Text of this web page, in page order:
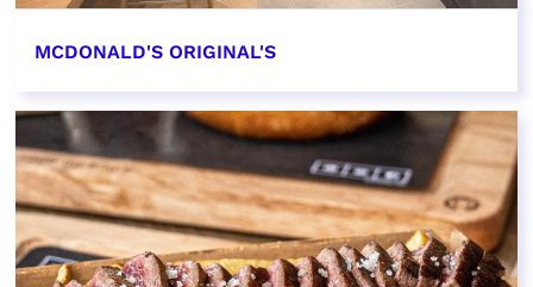
MCDONALD'S ORIGINAL'S
EN SAVOIR PLUS